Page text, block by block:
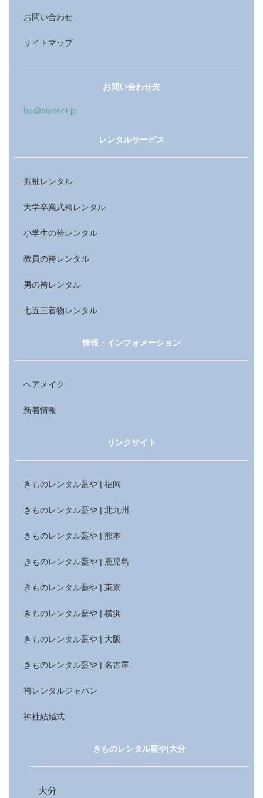
お問い合わせ
サイトマップ
お問い合わせ先
hp@aiyanet.jp
レンタルサービス
振袖レンタル
大学卒業式袴レンタル
小学生の袴レンタル
教員の袴レンタル
男の袴レンタル
七五三着物レンタル
情報・インフォメーション
ヘアメイク
新着情報
リンクサイト
きものレンタル藍や | 福岡
きものレンタル藍や | 北九州
きものレンタル藍や | 熊本
きものレンタル藍や | 鹿児島
きものレンタル藍や | 東京
きものレンタル藍や | 横浜
きものレンタル藍や | 大阪
きものレンタル藍や | 名古屋
袴レンタルジャパン
神社結婚式
きものレンタル藍や|大分
大分